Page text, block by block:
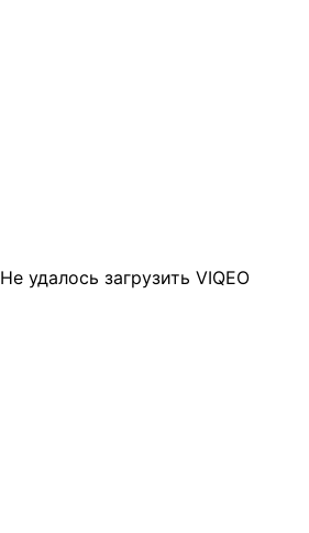
Не удалось загрузить VIQEO